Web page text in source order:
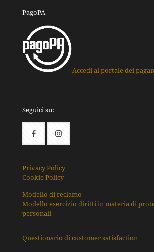
PagoPA
Accedi al portale dei
Seguici su:
Privacy Policy
Cookie Policy
Modello di reclamo
Modello esercizio diritti in materia di
personali
Questionario di customer satisfaction